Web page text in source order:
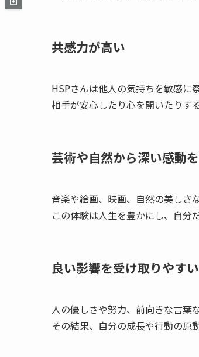
共感力が高い
HSPさんは他人の気持ちを敏感に
相手が安心したり心を開いたりす
芸術や自然から深い感動
音楽や絵画、映画、自然の美しさ
この体験は人生を豊かにし、自分
良い影響を受け取りやすい
人の優しさや努力、前向きな言葉
その結果、自分の成長や行動の原